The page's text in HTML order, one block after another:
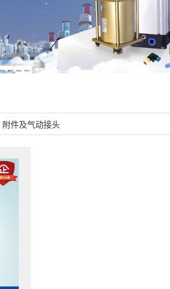
附件及气动接头